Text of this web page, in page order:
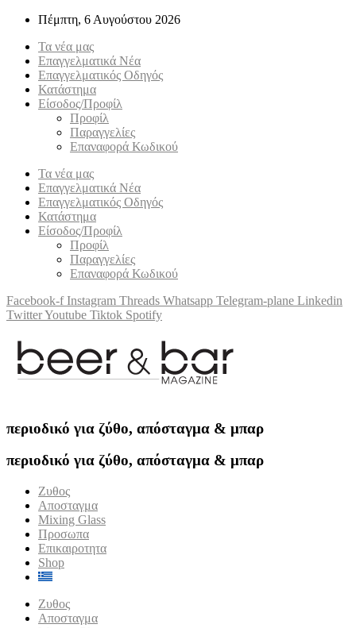
Πέμπτη, 6 Αυγούστου 2026
Τα νέα μας
Επαγγελματικά Νέα
Επαγγελματικός Οδηγός
Κατάστημα
Είσοδος/Προφίλ
Προφίλ
Παραγγελίες
Επαναφορά Κωδικού
Τα νέα μας
Επαγγελματικά Νέα
Επαγγελματικός Οδηγός
Κατάστημα
Είσοδος/Προφίλ
Προφίλ
Παραγγελίες
Επαναφορά Κωδικού
Facebook-f Instagram Threads Whatsapp Telegram-plane Linkedin
TwitterYoutube Tiktok Spotify
περιοδικό για ζύθο, απόσταγμα & μπαρ
περιοδικό για ζύθο, απόσταγμα & μπαρ
Ζυθος
Αποσταγμα
Mixing Glass
Προσωπα
Επικαιροτητα
Shop
Ζυθος
Αποσταγμα